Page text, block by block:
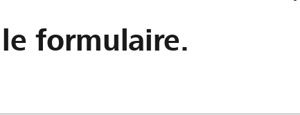
formulaire.